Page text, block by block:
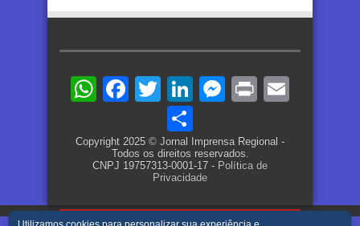
WhatsApp
Facebook
TwitterLinkedIn
Messenger
Print
Copyright 2025 © Jornal Imprensa Regional -
Todos os direitos reservados.
CNPJ 19757313-0001-17 - Política de
Privacidade